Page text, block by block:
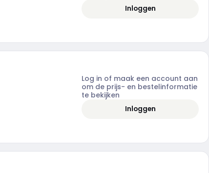
Inloggen
Log in of maak een account aan
om de prijs- en bestelinformatie
te bekijken
Inloggen